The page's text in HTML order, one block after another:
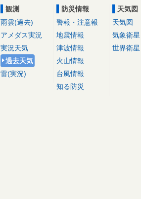
観測
雨雲(過去)
アメダス実況
実況天気
過去天気
雷(実況)
防災情報
警報・注意報
地震情報
津波情報
火山情報
台風情報
知る防災
天気図
天気図
気象衛星
世界衛星